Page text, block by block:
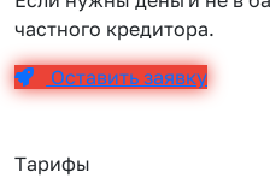
частного кредитора.
Оставить заявку
Тарифы